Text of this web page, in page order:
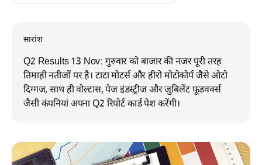
सारांश
Q2 Results 13 Nov: गुरुवार को बाजार की नजर पूरी तरह
तिमाही नतीजों पर है। टाटा मोटर्स और हीरो मोटोकोर्प जैसे ओटो
दिग्गज, साथ ही वोल्टास, पेज इंडस्ट्रीज और जुबिलेंट फूडवर्क्स
जैसी कंपनियां अपना Q2 रिपोर्ट कार्ड पेश करेंगी।